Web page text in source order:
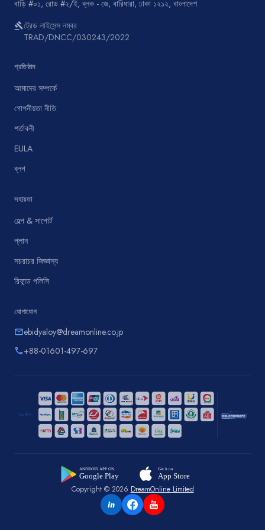
বাড়ি #০১, রোড #২/ই, ব্লক - জে, বারিধারা, ঢাকা ১২১২, বাংলাদেশ
gavelট্রেড লাইসেন্স নম্বর
TRAD/DNCC/030243/2022
প্রতিষ্ঠান
আমাদের সম্পর্কে
গোপনীয়তা নীতি
শর্তাবলী
EULA
ব্লগ
সহায়তা
হেল্প & সাপোর্ট
প্লান
সচরাচর জিজ্ঞাস্য
রিফান্ড পলিসি
যোগাযোগ
emailebidyaloy@dreamonline.co.jp
phone+88-01601-497-697
Copyright © 2026 DreamOnline Limited
in